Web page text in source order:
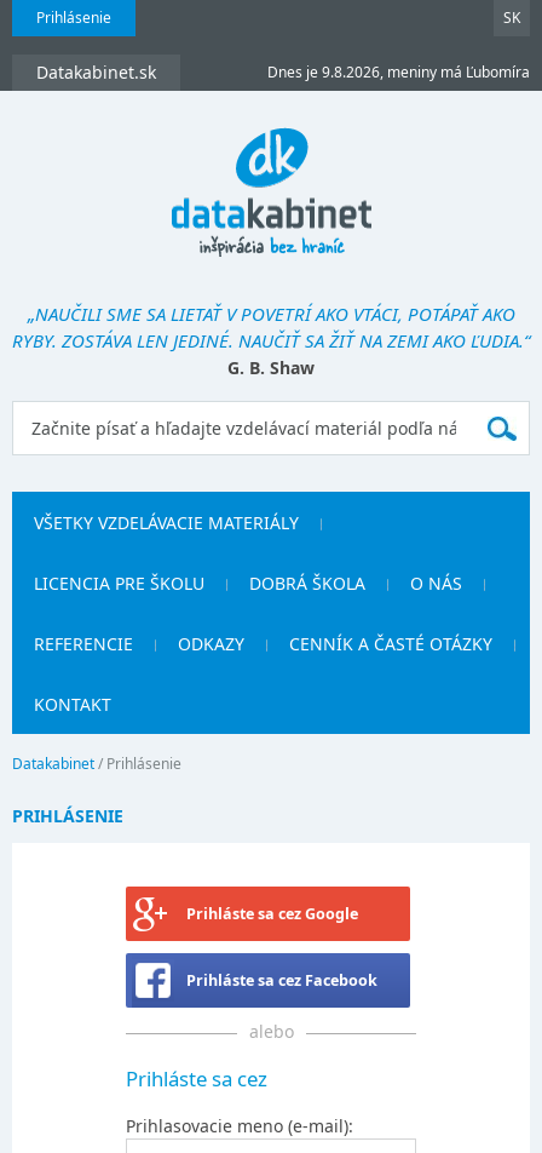
Prihlásenie SK
Datakabinet.sk Dnes je 9.8.2026, meniny má Ľubomíra
„NAUČILI SME SA LIETAŤ V POVETRÍ AKO VTÁCI, POTÁPAŤ AKO
RYBY. ZOSTÁVA LEN JEDINÉ. NAUČIŤ SA ŽIŤ NA ZEMI AKO ĽUDIA.“
G. B. Shaw
VŠETKY VZDELÁVACIE MATERIÁLY
LICENCIA PRE ŠKOLU DOBRÁ ŠKOLA O NÁS
REFERENCIE ODKAZY CENNÍK A ČASTÉ OTÁZKY
KONTAKT
Datakabinet/ Prihlásenie
PRIHLÁSENIE
Prihláste sa cez Google
Prihláste sa cez Facebook
alebo
Prihláste sa cez
Prihlasovacie meno (e-mail):